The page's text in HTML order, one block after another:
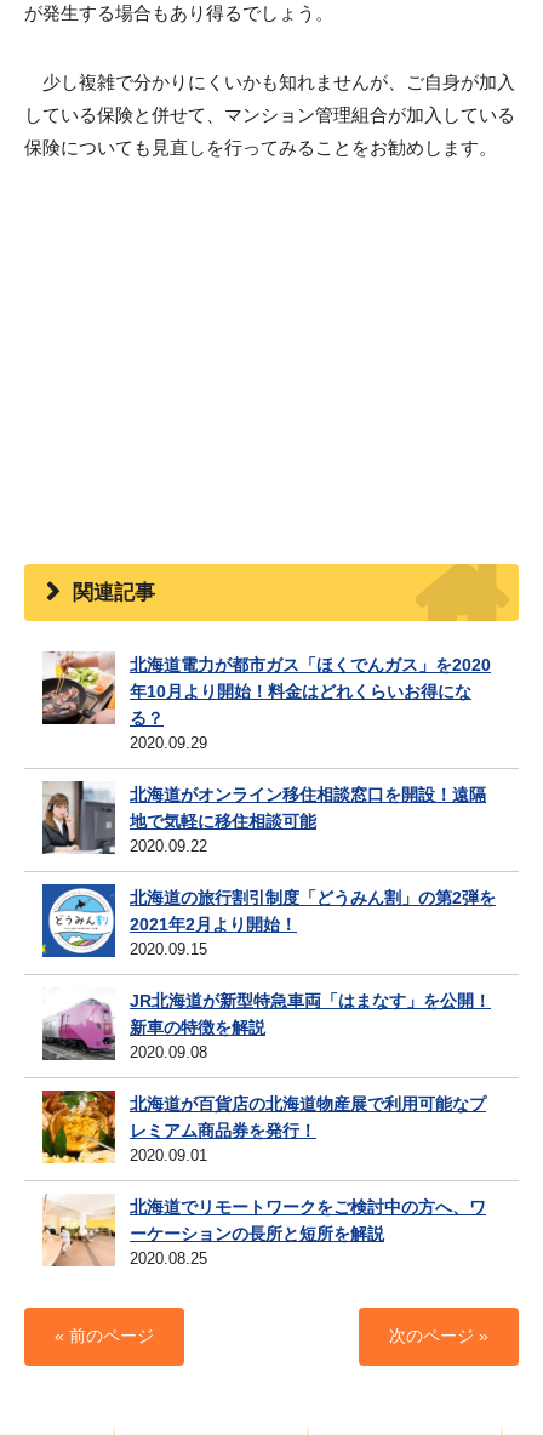
が発生する場合もあり得るでしょう。
少し複雑で分かりにくいかも知れませんが、ご自身が加入
している保険と併せて、マンション管理組合が加入している
保険についても見直しを行ってみることをお勧めします。
関連記事
北海道電力が都市ガス「ほくでんガス」を2020
年10月より開始！料金はどれくらいお得にな
る？
2020.09.29
北海道がオンライン移住相談窓口を開設！遠隔
地で気軽に移住相談可能
2020.09.22
北海道の旅行割引制度「どうみん割」の第2弾を
2021年2月より開始！
2020.09.15
JR北海道が新型特急車両「はまなす」を公開！
新車の特徴を解説
2020.09.08
北海道が百貨店の北海道物産展で利用可能なプ
レミアム商品券を発行！
2020.09.01
北海道でリモートワークをご検討中の方へ、ワ
ーケーションの長所と短所を解説
2020.08.25
« 前のページ 次のページ »